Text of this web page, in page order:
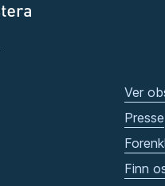
Ver
Presse
Finn